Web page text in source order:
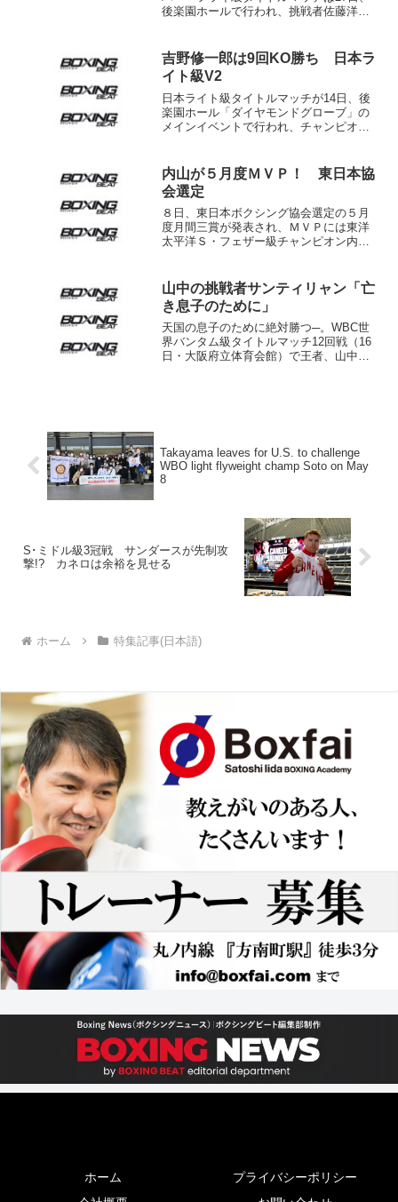
後楽園ホールで行われ、挑戦者佐藤洋太
破って新チャンピオンになった。協栄ジ
ムが輩出した世界チャン...
吉野修一郎は9回KO勝ち 日本ラ
イト級V2
日本ライト級タイトルマッチが14日、後
楽園ホール「ダイヤモンドグローブ」の
メインイベントで行われ、チャンピオン
ち。2度目の防衛に成功した。試合の模様
はフジテレビ...
内山が５月度ＭＶＰ！ 東日本協
会選定
８日、東日本ボクシング協会選定の５月
度月間三賞が発表され、ＭＶＰには東洋
太平洋Ｓ・フェザー級チャンピオン内山
チョークチャイ（ＷＢＣ６位＝タイ）を
５回ＴＫＯで下し、同級王...
山中の挑戦者サンティリャン「亡
き息子のために」
天国の息子のために絶対勝つ─。WBC世
界バンタム級タイトルマッチ12回戦（16
日・大阪府立体育会館）で王者、山中慎
Takayama leaves for U.S. to challenge
WBO light flyweight champ Soto on May
8
S･ミドル級3冠戦 サンダースが先制攻
撃!? カネロは余裕を見せる
ホーム 特集記事(日本語)
ホーム
プライバシーポリシー